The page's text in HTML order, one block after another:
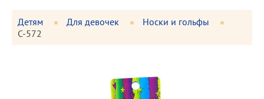
Детям Для девочек
Носки и гольфы
С-572